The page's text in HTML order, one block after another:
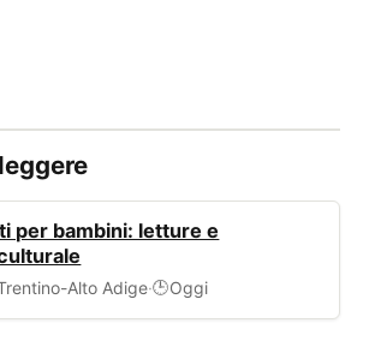
per bambini: letture e
Alto Adige·🕒Oggi